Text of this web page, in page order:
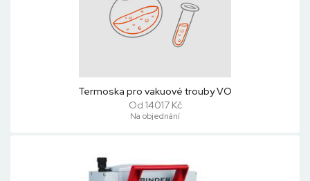
Termoska pro vakuové trouby VO
Od 14017 Kč
Na objednání